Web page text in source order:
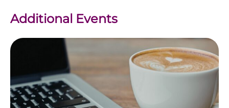
Additional Events